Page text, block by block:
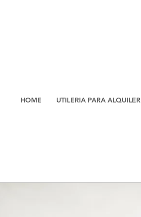
HOME UTILERIA PARA ALQUILER